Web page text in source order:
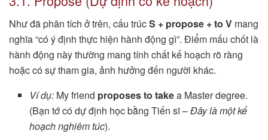
Như đã phân tích ở trên, cấu trúcS + propose + to V mang
nghĩa “có ý định thực hiện hành động gì”. Điểm mấu chốt là
hành động này thường mang tính chất kế hoạch rõ ràng
hoặc có sự tham gia, ảnh hưởng đến người khác.
Ví dụ: My friend proposes to takea Master degree.
(Bạn tớ có dự định học bằng Tiến sĩ –Đây là một kế
hoạch nghiêm túc).